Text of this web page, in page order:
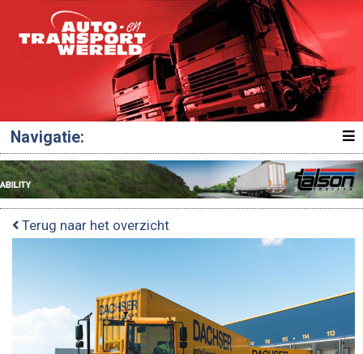
Navigatie:
Terug naar het overzicht